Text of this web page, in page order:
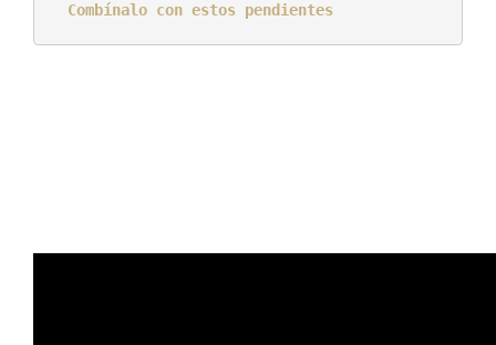
Combínalo con estos pendientes